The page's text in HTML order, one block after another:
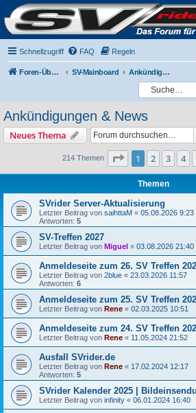
Schnellzugriff FAQ Regeln
Foren-Übersicht SV-Mainboard Ankündigungen & News
Ankündigungen & News
Neues Thema
214 Themen Seite 1von
1 2 3 4
Themen
SVrider Server-Aktualisierung
Letzter Beitrag von saihttaM « 05.08.2026 9:23
Antworten: 5
SV-Treffen 2027
Letzter Beitrag von Miguel « 03.08.2026 21:40
Anmeldeseite zum 26. SV Treffen
Letzter Beitrag von 2blue « 23.03.2026 11:57
Antworten: 6
Anmeldeseite zum 25. SV Treffen
Letzter Beitrag von Rene « 02.03.2025 10:51
Anmeldeseite zum 24. SV Treffen
Letzter Beitrag von Rene « 11.05.2024 21:52
Ausfall SVrider.de
Letzter Beitrag von Rene « 17.02.2024 12:17
Antworten: 5
SVrider Kalender 2025 |
Letzter Beitrag von infinity « 06.01.2024 16:40